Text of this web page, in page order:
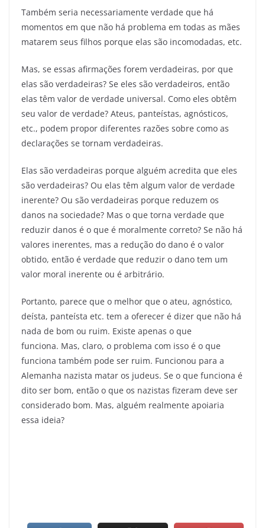
Também seria necessariamente verdade que há
momentos em que não há problema em todas as mães
matarem seus filhos porque elas são incomodadas, etc.
Mas, se essas afirmações forem verdadeiras, por que
elas são verdadeiras? Se eles são verdadeiros, então
elas têm valor de verdade universal. Como eles obtêm
seu valor de verdade? Ateus, panteístas, agnósticos,
etc., podem propor diferentes razões sobre como as
declarações se tornam verdadeiras.
Elas são verdadeiras porque alguém acredita que eles
são verdadeiras? Ou elas têm algum valor de verdade
inerente? Ou são verdadeiras porque reduzem os
danos na sociedade? Mas o que torna verdade que
reduzir danos é o que é moralmente correto? Se não há
valores inerentes, mas a redução do dano é o valor
obtido, então é verdade que reduzir o dano tem um
valor moral inerente ou é arbitrário.
Portanto, parece que o melhor que o ateu, agnóstico,
deísta, panteísta etc. tem a oferecer é dizer que não há
nada de bom ou ruim. Existe apenas o que
funciona. Mas, claro, o problema com isso é o que
funciona também pode ser ruim. Funcionou para a
Alemanha nazista matar os judeus. Se o que funciona é
dito ser bom, então o que os nazistas fizeram deve ser
considerado bom. Mas, alguém realmente apoiaria
essa ideia?